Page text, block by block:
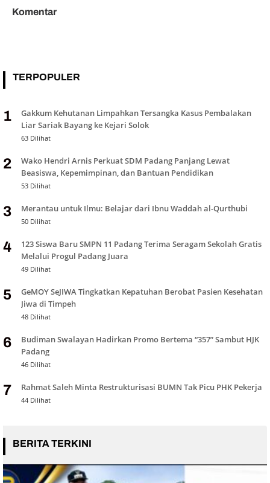
Komentar
TERPOPULER
1
Gakkum Kehutanan Limpahkan Tersangka Kasus Pembalakan
Liar Sariak Bayang ke Kejari Solok
63 Dilihat
2
Wako Hendri Arnis Perkuat SDM Padang Panjang Lewat
Beasiswa, Kepemimpinan, dan Bantuan Pendidikan
53 Dilihat
3 Merantau untuk Ilmu: Belajar dari Ibnu Waddah al-Qurthubi
50 Dilihat
4
123 Siswa Baru SMPN 11 Padang Terima Seragam Sekolah Gratis
Melalui Progul Padang Juara
49 Dilihat
5
GeMOY SeJIWA Tingkatkan Kepatuhan Berobat Pasien Kesehatan
Jiwa di Timpeh
48 Dilihat
6
Budiman Swalayan Hadirkan Promo Bertema “357” Sambut HJK
Padang
46 Dilihat
7 Rahmat Saleh Minta Restrukturisasi BUMN Tak Picu PHK Pekerja
44 Dilihat
BERITA TERKINI